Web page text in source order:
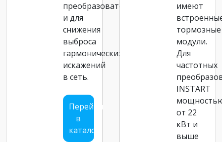
преобразователя
и для
снижения
выброса
гармонических
искажений
в сеть.
Перейти
в
каталог
имеют
тормозные
модули.
Для
частотных
INSTART
от 22
кВт и
выше